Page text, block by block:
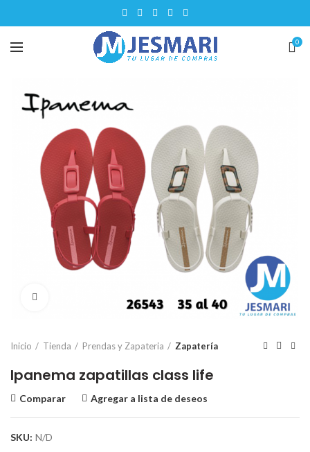
0
Inicio Tienda Prendas y Zapateria Zapatería
Ipanema zapatillas class life
Comparar Agregar a lista de deseos
SKU: N/D